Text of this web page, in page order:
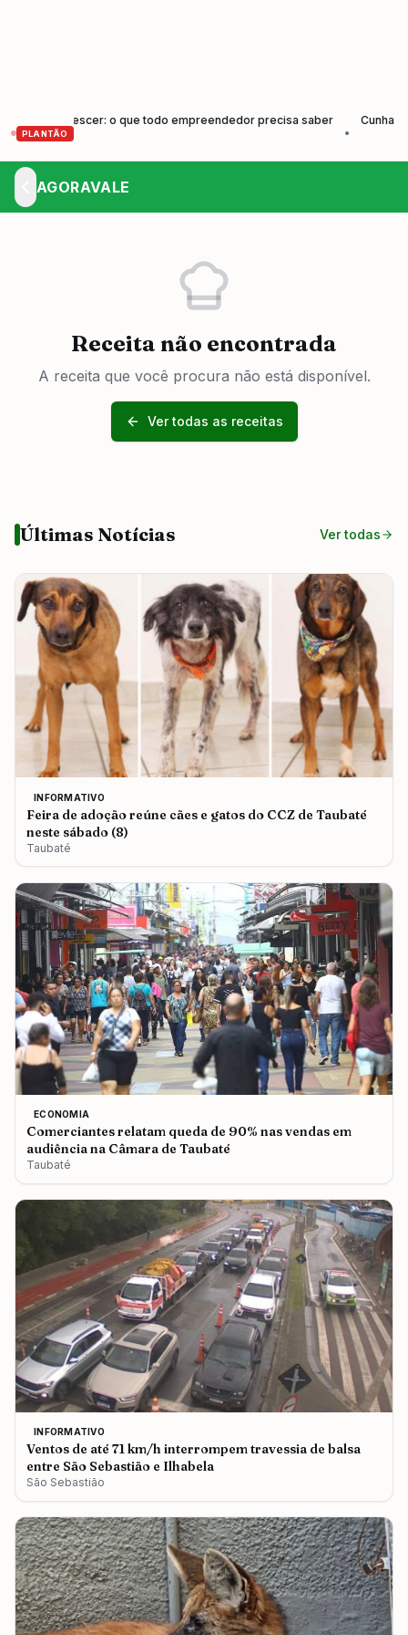
PLANTÃO
e Crescer: o que todo empreendedor precisa saber
Cunha forma
AGORAVALE
Receita não encontrada
A receita que você procura não está disponível.
Ver todas as receitas
Últimas Notícias Ver todas
INFORMATIVO
Feira de adoção reúne cães e gatos do CCZ de Taubaté
neste sábado (8)
Taubaté
ECONOMIA
Comerciantes relatam queda de 90% nas vendas em
audiência na Câmara de Taubaté
Taubaté
INFORMATIVO
Ventos de até 71 km/h interrompem travessia de balsa
entre São Sebastião e Ilhabela
São Sebastião